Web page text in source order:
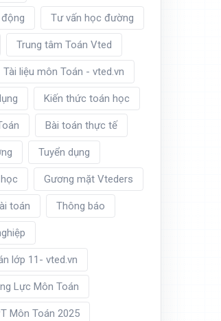
Tư vấn học đường
Trung tâm Toán Vted
Tài liệu môn Toán - vted.vn
Kiến thức toán học
Bài toán thực tế
Tuyển dụng
Gương mặt Vteders
toán Thông báo
lớp 11- vted.vn
Lực Môn Toán
Môn Toán 2025